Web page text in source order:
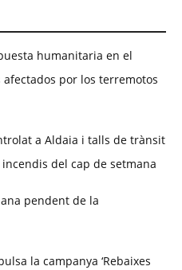
humanitaria en el
por los terremotos
a Aldaia i talls de trànsit
del cap de setmana
pendent de la
la campanya ‘Rebaixes